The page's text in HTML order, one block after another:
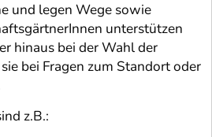
und legen Wege sowie
unterstützen
hinaus bei der Wahl der
bei Fragen zum Standort oder
z.B.: